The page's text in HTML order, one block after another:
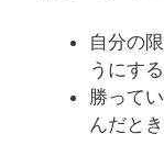
自分の
うにする
勝って
んだと